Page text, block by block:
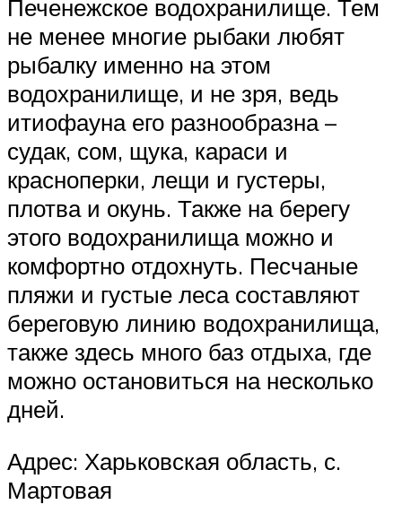
Печенежское водохранилище. Тем
не менее многие рыбаки любят
рыбалку именно на этом
водохранилище, и не зря, ведь
итиофауна его разнообразна –
судак, сом, щука, караси и
красноперки, лещи и густеры,
плотва и окунь. Также на берегу
этого водохранилища можно и
комфортно отдохнуть. Песчаные
пляжи и густые леса составляют
береговую линию водохранилища,
также здесь много баз отдыха, где
можно остановиться на несколько
дней.
Адрес: Харьковская область, с.
Мартовая